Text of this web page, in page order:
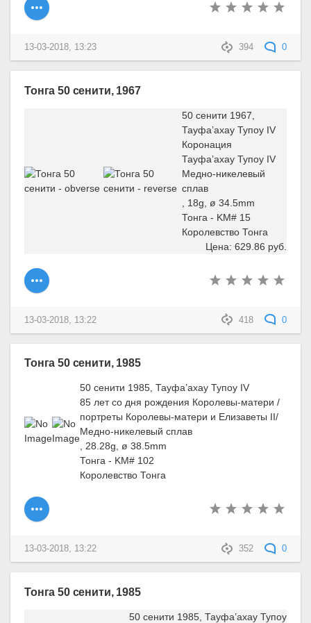
394 0
13-03-2018, 13:23
Тонга 50 сенити, 1967
50 сенити 1967,
Тауфа’ахау Тупоу IV
Коронация
Тауфа’ахау Тупоу IV
Медно-никелевый
сплав
, 18g, ø 34.5mm
Тонга - KM# 15
Королевство Тонга
Цена: 629.86 руб.
418 0
13-03-2018, 13:22
Тонга 50 сенити, 1985
50 сенити 1985, Тауфа’ахау Тупоу IV
85 лет со дня рождения Королевы-матери /
портреты Королевы-матери и Елизаветы II/
Медно-никелевый сплав
, 28.28g, ø 38.5mm
Тонга - KM# 102
Королевство Тонга
352 0
13-03-2018, 13:22
Тонга 50 сенити, 1985
50 сенити 1985, Тауфа’ахау Тупоу